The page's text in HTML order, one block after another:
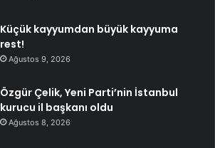
Küçük kayyumdan büyük kayyuma
rest!
Ağustos 9, 2026
Özgür Çelik, Yeni Parti’nin İstanbul
kurucu il başkanı oldu
Ağustos 8, 2026